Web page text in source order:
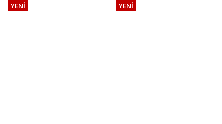
YENİ
YENİ